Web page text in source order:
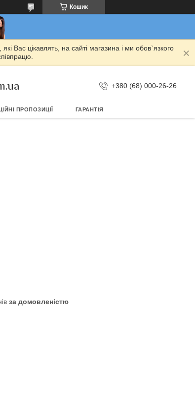
Кошик
Вас цікавлять, на сайті магазина і ми обов`язкого
+380 (68) 000-26-26
ПРОПОЗИЦІЇ ГАРАНТІЯ
за домовленістю